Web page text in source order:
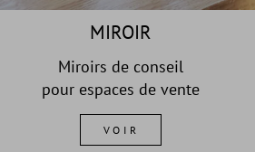
MIROIR
Miroirs de conseil
pour espaces de vente
VOIR